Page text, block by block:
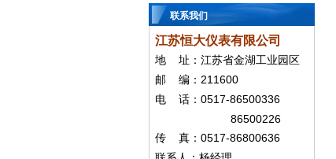
联系我们
江苏恒大仪表有限公司
地
址：江苏省金湖工业园区
邮
编： 211600
电 话： 0517-86500336
86500226
传 真： 0517-86800636